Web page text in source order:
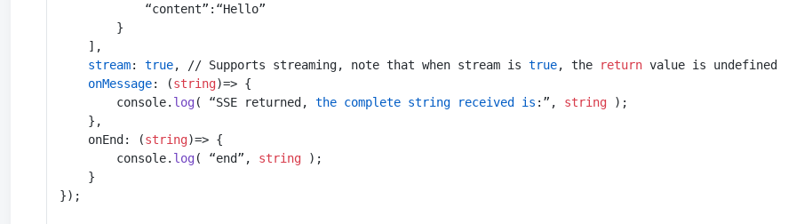
“content”:“Hello”
}
stream: true, // Supports streaming, note that when stream is true, the return
onMessage: (string)=> {
console. log( “SSE returned, the complete string received is :”, string );
},
onEnd: (string)=> {
console. log( “end”, string );
}
});